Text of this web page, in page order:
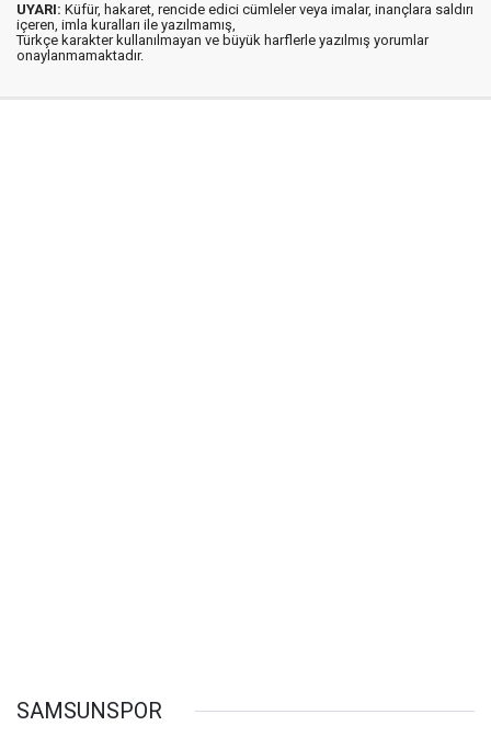
UYARI: Küfür, hakaret, rencide edici cümleler veya imalar, inançlara saldırı
içeren, imla kuralları ile yazılmamış,
Türkçe karakter kullanılmayan ve büyük harflerle yazılmış yorumlar
onaylanmamaktadır.
SAMSUNSPOR